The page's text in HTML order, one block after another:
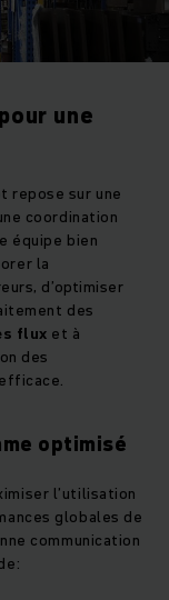
une
repose sur une
coordination
équipe bien
la
d’optimiser
des
flux et à
des
optimisé
l’utilisation
globales de
communication